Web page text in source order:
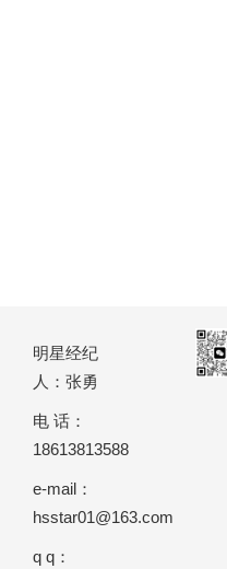
明星经纪
人：张勇
电 话：
18613813588
e-mail：
hsstar01@163.com
q q：